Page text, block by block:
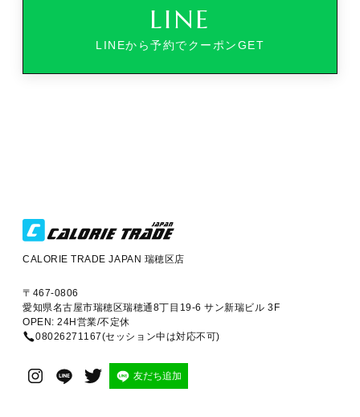
LINE
LINEから予約でクーポンGET
CALORIE TRADE JAPAN 瑞穂区店
〒467-0806
愛知県名古屋市瑞穂区瑞穂通8丁目19-6 サン新瑞ビル 3F
OPEN: 24H営業/不定休
08026271167(セッション中は対応不可)
友だち追加